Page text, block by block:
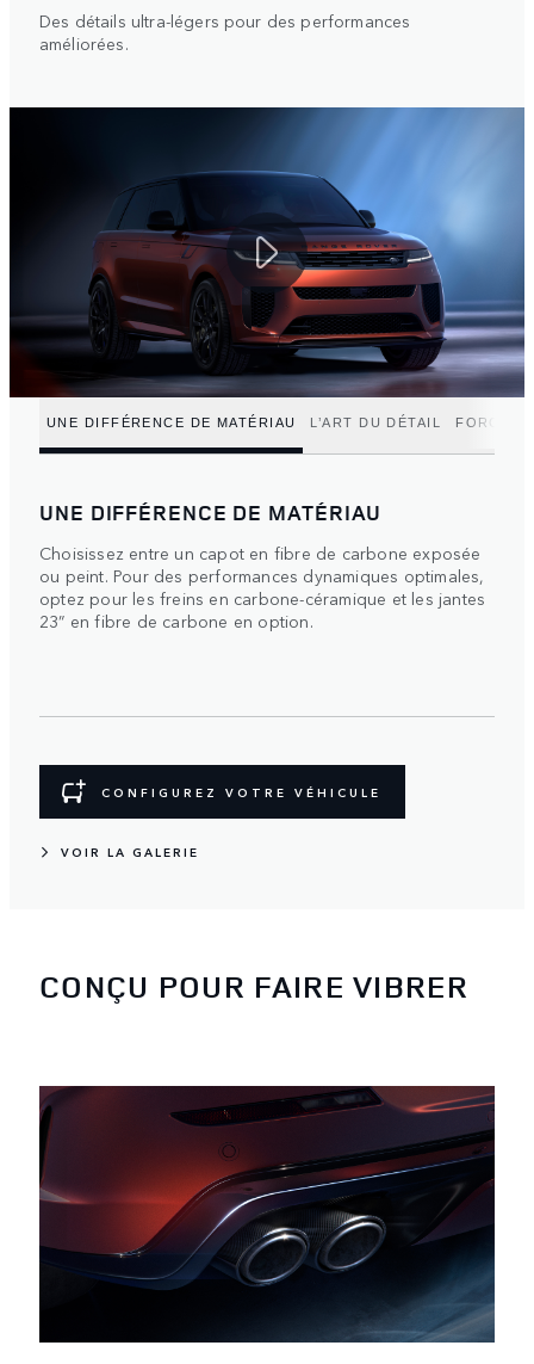
Des détails ultra-légers pour des performances
améliorées.
UNE DIFFÉRENCE DE MATÉRIAU L’ART DU DÉTAIL FORCE
UNE DIFFÉRENCE DE MATÉRIAU
Choisissez entre un capot en fibre de carbone exposée
ou peint. Pour des performances dynamiques optimales,
optez pour les freins en carbone-céramique et les jantes
23” en fibre de carbone en option.
CONFIGUREZ VOTRE VÉHICULE
VOIR LA GALERIE
CONÇU POUR FAIRE VIBRER